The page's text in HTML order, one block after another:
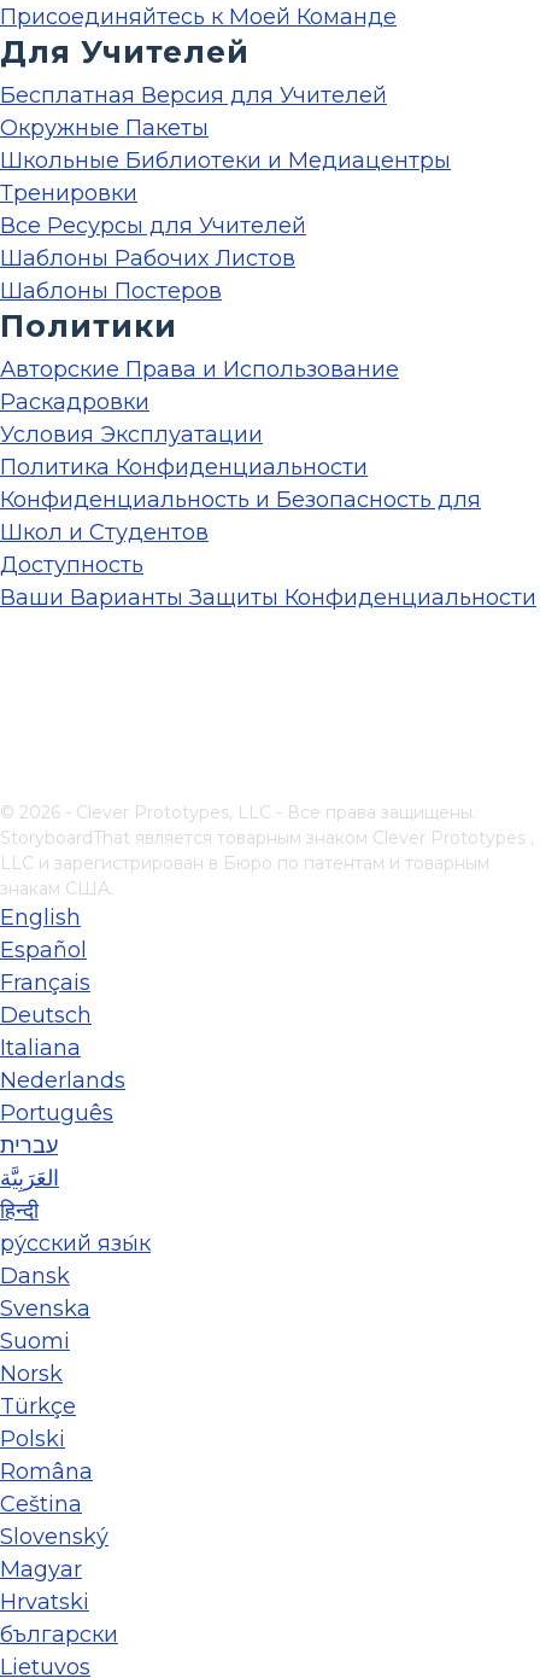
Присоединяйтесь к Моей Команде
Для Учителей
Бесплатная Версия для Учителей
Окружные Пакеты
Школьные Библиотеки и Медиацентры
Тренировки
Все Ресурсы для Учителей
Шаблоны Рабочих Листов
Шаблоны Постеров
Политики
Авторские Права и Использование
Раскадровки
Условия Эксплуатации
Политика Конфиденциальности
Конфиденциальность и Безопасность для
Школ и Студентов
Доступность
Ваши Варианты Защиты Конфиденциальности
© 2026 - Clever Prototypes, LLC - Все права защищены.
StoryboardThat является товарным знаком Clever Prototypes ,
LLC и зарегистрирован в Бюро по патентам и товарным
знакам США.
English
Español
Français
Deutsch
Italiana
Nederlands
Português
עברית
العَرَبِيَّة
हिन्दी
ру́сский язы́к
Dansk
Svenska
Suomi
Norsk
Türkçe
Polski
Româna
Ceština
Slovenský
Magyar
Hrvatski
български
Lietuvos